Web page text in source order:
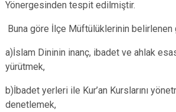
Emet
Yönergesinden tespit edilmiştir.
Buna göre İlçe Müftülüklerinin belirlenen
a)İslam Dininin inanç, ibadet ve ahlak
yürütmek,
b)İbadet yerleri ile Kur’an Kurslarını
denetlemek,